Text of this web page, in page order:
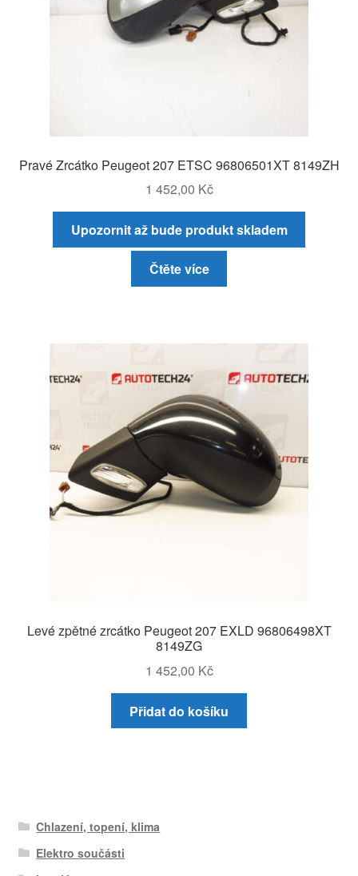
Pravé Zrcátko Peugeot 207 ETSC 96806501XT 8149ZH
1 452,00 Kč
Upozornit až bude produkt skladem
Čtěte více
Levé zpětné zrcátko Peugeot 207 EXLD 96806498XT
8149ZG
1 452,00 Kč
Přidat do košíku
Chlazení, topení, klima
Elektro součásti